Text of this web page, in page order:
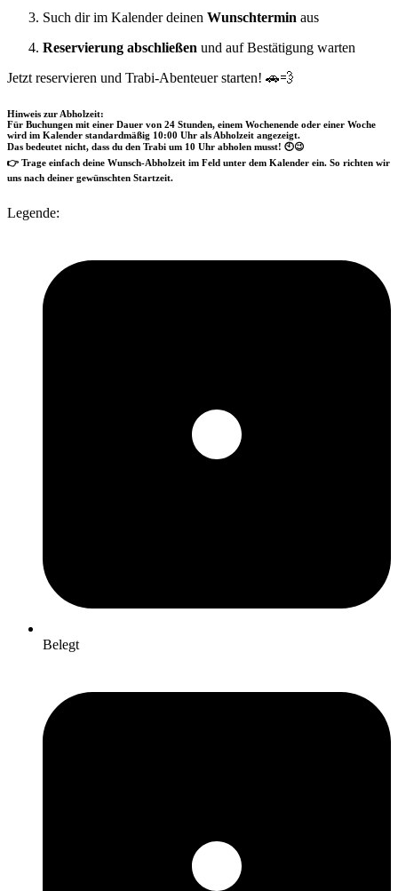
Such dir im Kalender deinen Wunschtermin aus
Reservierung abschließen und auf Bestätigung warten
Jetzt reservieren und Trabi-Abenteuer starten! 🚗💨
Hinweis zur Abholzeit:
Für Buchungen mit einer Dauer von 24 Stunden, einem Wochenende oder einer Woche
wird im Kalender standardmäßig 10:00 Uhr als Abholzeit angezeigt.
Das bedeutet nicht, dass du den Trabi um 10 Uhr abholen musst! 🕙😉
👉 Trage einfach deine Wunsch-Abholzeit im Feld unter dem Kalender ein. So richten wir
uns nach deiner gewünschten Startzeit.
Legende:
Belegt